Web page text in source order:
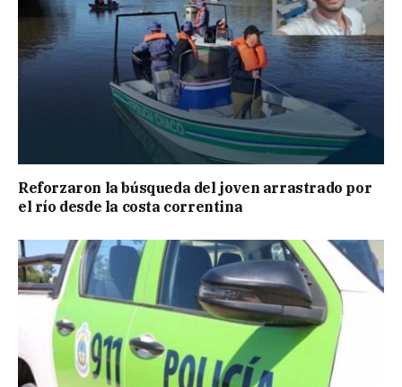
Reforzaron la búsqueda del joven arrastrado por
el río desde la costa correntina